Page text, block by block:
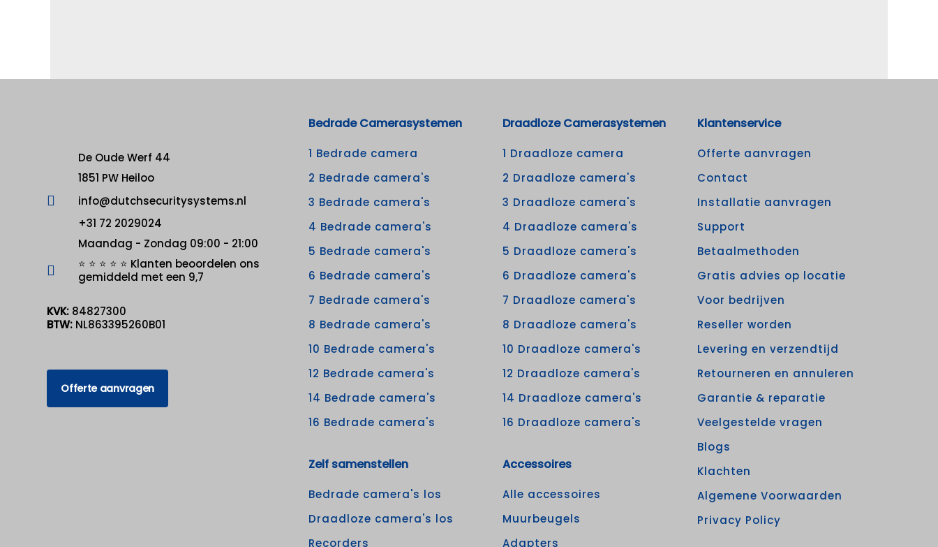
De Oude Werf 44
1851 PW Heiloo
info@dutchsecuritysystems.nl
+31 72 2029024
Maandag - Zondag 09:00 - 21:00
⭐ ⭐ ⭐ ⭐ ⭐ Klanten beoordelen ons
gemiddeld met een 9,7
KVK: 84827300
BTW: NL863395260B01
Offerte aanvragen
Bedrade Camerasystemen
1 Bedrade camera
2 Bedrade camera's
3 Bedrade camera's
4 Bedrade camera's
5 Bedrade camera's
6 Bedrade camera's
7 Bedrade camera's
8 Bedrade camera's
10 Bedrade camera's
12 Bedrade camera's
14 Bedrade camera's
16 Bedrade camera's
Zelf samenstellen
Bedrade camera's los
Draadloze camera's los
Recorders
Draadloze Camerasystemen
1 Draadloze camera
2 Draadloze camera's
3 Draadloze camera's
4 Draadloze camera's
5 Draadloze camera's
6 Draadloze camera's
7 Draadloze camera's
8 Draadloze camera's
10 Draadloze camera's
12 Draadloze camera's
14 Draadloze camera's
16 Draadloze camera's
Accessoires
Alle accessoires
Muurbeugels
Adapters
Klantenservice
Offerte aanvragen
Contact
Installatie aanvragen
Support
Betaalmethoden
Gratis advies op locatie
Voor bedrijven
Reseller worden
Levering en verzendtijd
Retourneren en annuleren
Garantie & reparatie
Veelgestelde vragen
Blogs
Klachten
Algemene Voorwaarden
Privacy Policy